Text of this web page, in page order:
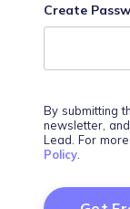
Create
By submitting
newsletter,
Lead. For
Policy.